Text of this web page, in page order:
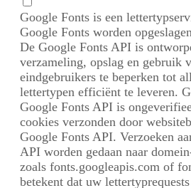
Google Fonts is een
Google Fonts worden
De Google Fonts API is
verzameling, opslag en gebruik
eindgebruikers te beperken tot
lettertypen efficiënt te leveren.
Google Fonts API is
cookies verzonden door
Google Fonts API. Verzoeken
API worden gedaan naar
zoals fonts.googleapis.com of
betekent dat uw